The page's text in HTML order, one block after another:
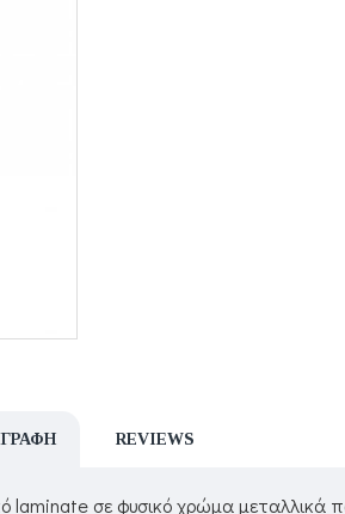
REVIEWS
σε φυσικό χρώμα μεταλλικά